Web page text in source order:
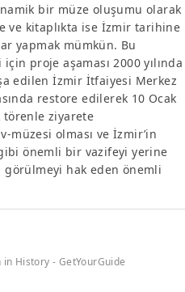
bir müze oluşumu olarak
ve kitaplıkta ise İzmir tarihine
yapmak mümkün. Bu
proje aşaması 2000 yılında
edilen İzmir İtfaiyesi Merkez
restore edilerek 10 Ocak
ziyarete
müzesi olması ve İzmir’in
önemli bir vazifeyi yerine
hak eden önemli
History - GetYourGuide